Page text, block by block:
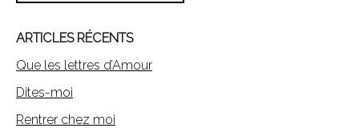
ARTICLES RÉCENTS
Que les lettres d’Amour
Dites-moi
Rentrer chez moi